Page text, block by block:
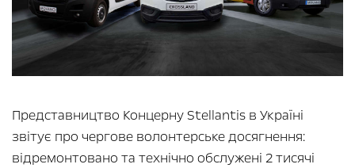
Представництво Концерну Stellantis в Україні
звітує про чергове волонтерське досягнення:
відремонтовано та технічно обслужені 2 тисячі